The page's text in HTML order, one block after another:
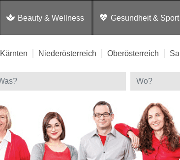
Beauty & Wellness Gesundheit & Sport
Kärnten Niederösterreich Oberösterreich